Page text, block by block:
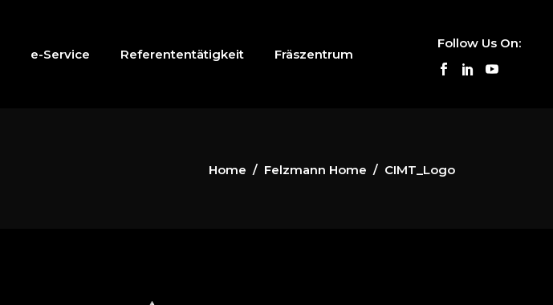
e-Service Referententätigkeit Fräszentrum
Follow Us On:
Home / Felzmann Home / CIMT_Logo